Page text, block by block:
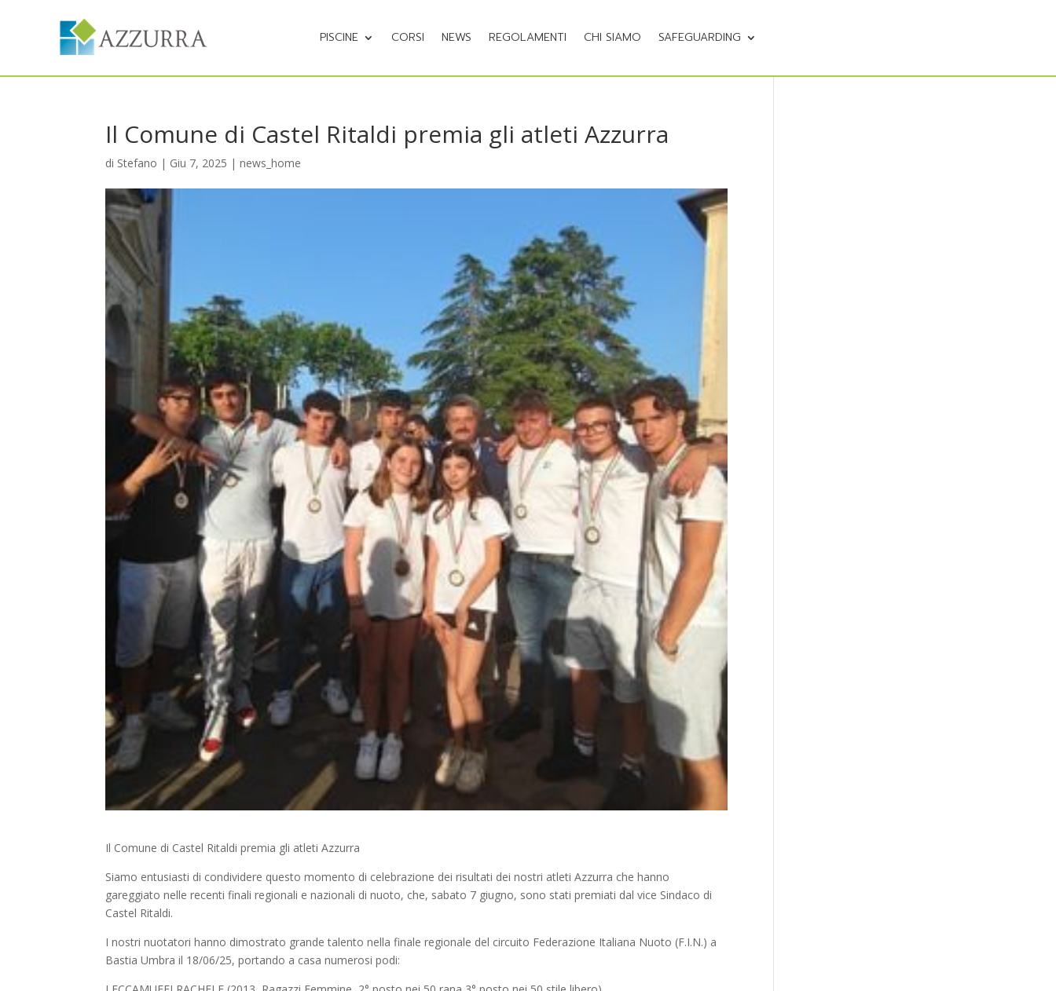
PISCINE CORSI NEWS REGOLAMENTI CHI SIAMO SAFEGUARDING
Il Comune di Castel Ritaldi premia gli atleti Azzurra
di Stefano | Giu 7, 2025 |news_home
Il Comune di Castel Ritaldi premia gli atleti Azzurra
Siamo entusiasti di condividere questo momento di celebrazione dei risultati dei nostri atleti Azzurra che hanno
gareggiato nelle recenti finali regionali e nazionali di nuoto, che, sabato 7 giugno, sono stati premiati dal vice Sindaco di
Castel Ritaldi.
I nostri nuotatori hanno dimostrato grande talento nella finale regionale del circuito Federazione Italiana Nuoto (F.I.N.) a
Bastia Umbra il 18/06/25, portando a casa numerosi podi: